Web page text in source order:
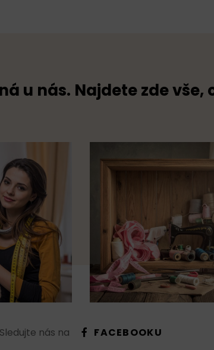
u nás. Najdete zde vše,
Sledujte nás na FACEBOOKU